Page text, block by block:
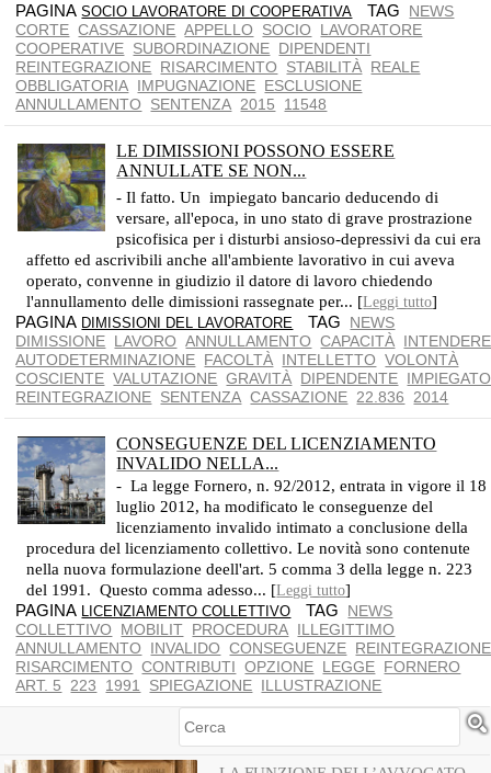
PAGINASOCIO LAVORATORE DI COOPERATIVA TAG NEWS
CORTE CASSAZIONE APPELLO SOCIO
LAVORATORE
COOPERATIVE SUBORDINAZIONE DIPENDENTI
REINTEGRAZIONE RISARCIMENTO STABILITÀ REALE
OBBLIGATORIA IMPUGNAZIONE ESCLUSIONE
ANNULLAMENTO
SENTENZA 2015 11548
LE DIMISSIONI POSSONO ESSERE
ANNULLATE SE NON...
- Il fatto. Un impiegato bancario deducendo di
versare, all'epoca, in uno stato di grave prostrazione
psicofisica per i disturbi ansioso-depressivi da cui era
affetto ed ascrivibili anche all'ambiente lavorativo in cui aveva
operato, convenne in giudizio il datore di lavoro chiedendo
l'annullamento delle dimissioni rassegnate per... [Leggi tutto]
PAGINA DIMISSIONI DEL LAVORATORE TAG NEWS
DIMISSIONE LAVORO ANNULLAMENTO CAPACITÀ INTENDERE
AUTODETERMINAZIONE FACOLTÀ INTELLETTO VOLONTÀ
COSCIENTE VALUTAZIONE GRAVITÀ DIPENDENTE IMPIEGATO
REINTEGRAZIONE SENTENZA CASSAZIONE 22.836 2014
CONSEGUENZE DEL LICENZIAMENTO
INVALIDO NELLA...
- La legge Fornero, n. 92/2012, entrata in vigore il 18
luglio 2012, ha modificato le conseguenze del
licenziamento invalido intimato a conclusione della
procedura del licenziamento collettivo. Le novità sono contenute
nella nuova formulazione deell'art. 5 comma 3 della legge n. 223
del 1991. Questo comma adesso... [Leggi tutto]
PAGINA LICENZIAMENTO COLLETTIVO TAG NEWS
COLLETTIVO
MOBILIT PROCEDURA ILLEGITTIMO
ANNULLAMENTO
INVALIDO CONSEGUENZE REINTEGRAZIONE
RISARCIMENTO CONTRIBUTI OPZIONE LEGGE FORNERO
ART. 5
223 1991 SPIEGAZIONE ILLUSTRAZIONE
Cerca